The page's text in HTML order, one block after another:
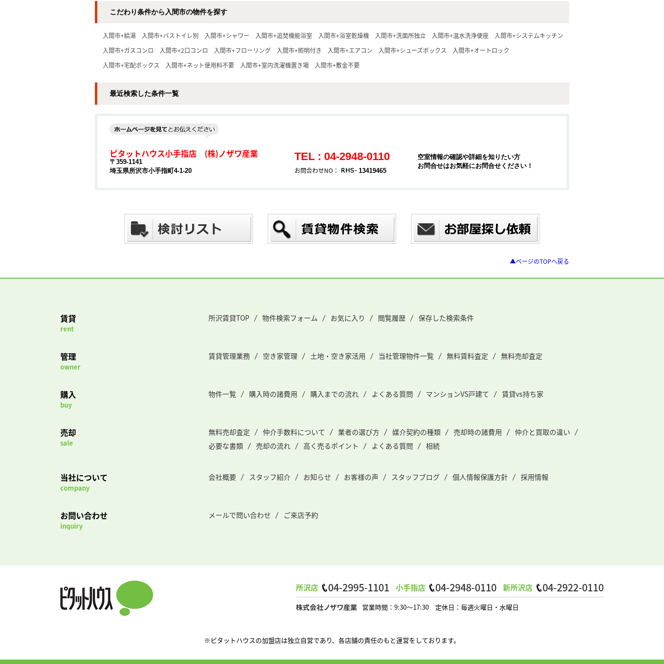
こだわり条件から入間市の物件を探す
入間市+給湯 入間市+バストイレ別 入間市+シャワー 入間市+追焚機能浴室 入間市+浴室乾燥機 入間市+洗面所独立 入間市+温水洗浄便座
入間市+システムキッチン
入間市+ガスコンロ
入間市+2口コンロ 入間市+フローリング 入間市+照明付き 入間市+エアコン 入間市+シューズボックス
入間市+オートロック
入間市+宅配ボックス
入間市+ネット使用料不要 入間市+室内洗濯機置き場 入間市+敷金不要
最近検索した条件一覧
ピタットハウス小手指店 (株)ノザワ産業
〒359-1141
埼玉県所沢市小手指町4-1-20
TEL : 04-2948-0110
お問合わせNO： 13419465
空室情報の確認や詳細を知りたい方
お問合せはお気軽にお問合せください！
▲ページのTOPへ戻る
賃貸
rent
所沢賃貸TOP 物件検索フォーム お気に入り 閲覧履歴 保存した検索条件
管理
owner
賃貸管理業務 空き家管理 土地・空き家活用 当社管理物件一覧 無料賃料査定 無料売却査定
購入
buy
物件一覧 購入時の諸費用 購入までの流れ よくある質問 マンションVS戸建て 賃貸vs持ち家
売却
sale
無料売却査定 仲介手数料について 業者の選び方 媒介契約の種類 売却時の諸費用
仲介と買取の違い
必要な書類
売却の流れ 高く売るポイント よくある質問 相続
当社について
company
会社概要 スタッフ紹介 お知らせ お客様の声 スタッフブログ 個人情報保護方針 採用情報
お問い合わせ
inquiry
メールで問い合わせ ご来店予約
所沢店 04-2995-1101 小手指店 04-2948-0110 新所沢店 04-2922-0110
営業時間：9:30～17:30 定休日：毎週火曜日・水曜日
※ピタットハウスの加盟店は独立自営であり、各店舗の責任のもと運営をしております。